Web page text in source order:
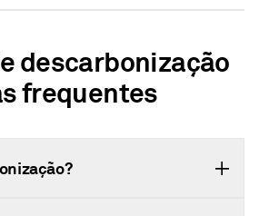
descarbonização
frequentes